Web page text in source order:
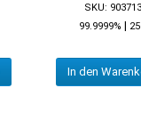
SKU: 903713
99.9999% |
In den